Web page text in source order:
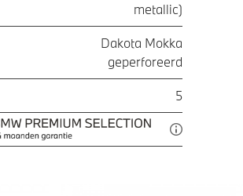
metallic)
Dakota Mokka
geperforeerd
5